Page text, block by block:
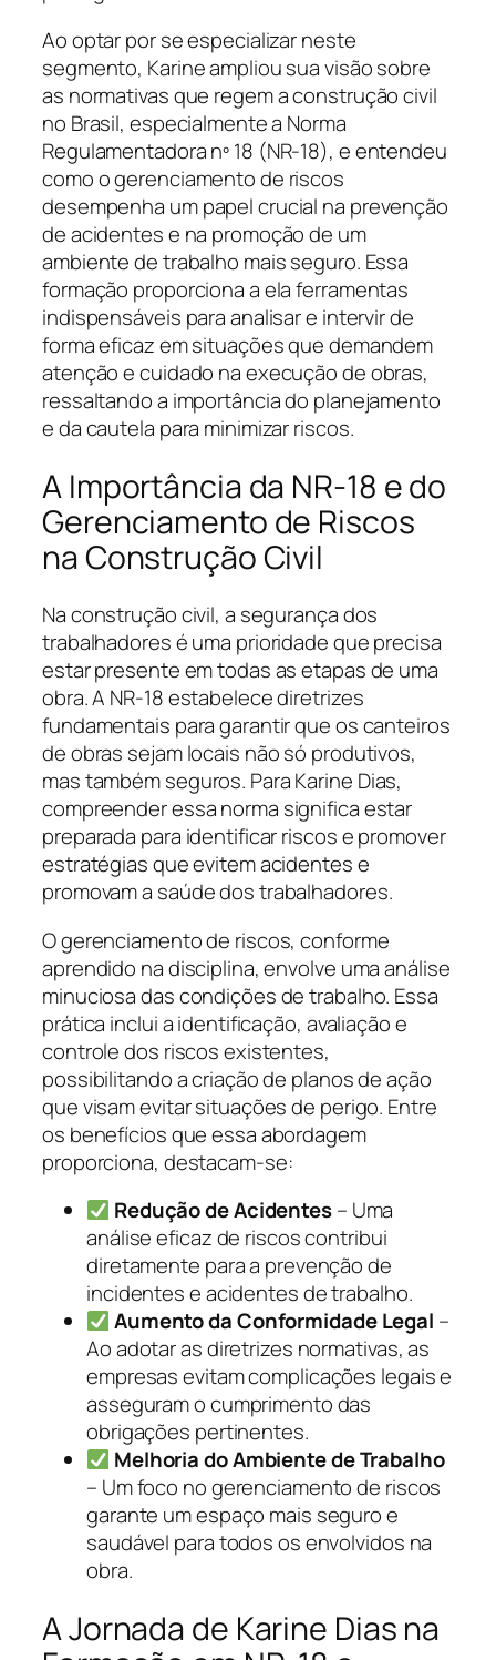
Ao optar por se especializar neste
segmento, Karine ampliou sua visão sobre
as normativas que regem a construção civil
no Brasil, especialmente a Norma
Regulamentadora nº 18 (NR-18), e entendeu
como o gerenciamento de riscos
desempenha um papel crucial na prevenção
de acidentes e na promoção de um
ambiente de trabalho mais seguro. Essa
formação proporciona a ela ferramentas
indispensáveis para analisar e intervir de
forma eficaz em situações que demandem
atenção e cuidado na execução de obras,
ressaltando a importância do planejamento
e da cautela para minimizar riscos.
A Importância da NR-18 e do
Gerenciamento de Riscos
na Construção Civil
Na construção civil, a segurança dos
trabalhadores é uma prioridade que precisa
estar presente em todas as etapas de uma
obra. A NR-18 estabelece diretrizes
fundamentais para garantir que os canteiros
de obras sejam locais não só produtivos,
mas também seguros. Para Karine Dias,
compreender essa norma significa estar
preparada para identificar riscos e promover
estratégias que evitem acidentes e
promovam a saúde dos trabalhadores.
O gerenciamento de riscos, conforme
aprendido na disciplina, envolve uma análise
minuciosa das condições de trabalho. Essa
prática inclui a identificação, avaliação e
controle dos riscos existentes,
possibilitando a criação de planos de ação
que visam evitar situações de perigo. Entre
os benefícios que essa abordagem
proporciona, destacam-se:
Redução de Acidentes– Uma
análise eficaz de riscos contribui
diretamente para a prevenção de
incidentes e acidentes de trabalho.
Aumento da Conformidade Legal –
Ao adotar as diretrizes normativas, as
empresas evitam complicações legais e
asseguram o cumprimento das
obrigações pertinentes.
Melhoria do Ambiente de Trabalho
– Um foco no gerenciamento de riscos
garante um espaço mais seguro e
saudável para todos os envolvidos na
obra.
A Jornada de Karine Dias na